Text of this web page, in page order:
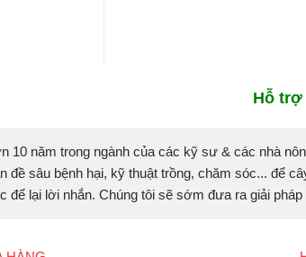
Hỗ
10 năm trong ngành của các kỹ sư & các nhà
đề sâu bệnh hại, kỹ thuật trồng, chăm sóc... để
để lại lời nhắn. Chúng tôi sẽ sớm đưa ra giải